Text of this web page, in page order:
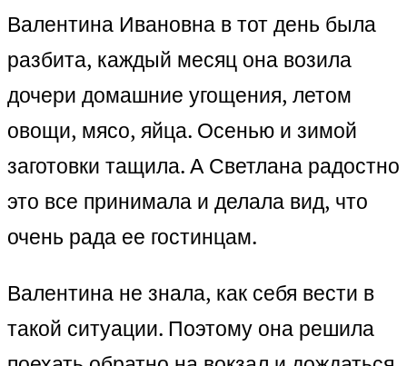
Валентина Ивановна в тот день была
разбита, каждый месяц она возила
дочери домашние угощения, летом
овощи, мясо, яйца. Осенью и зимой
заготовки тащила. А Светлана радостно
это все принимала и делала вид, что
очень рада ее гостинцам.
Валентина не знала, как себя вести в
такой ситуации. Поэтому она решила